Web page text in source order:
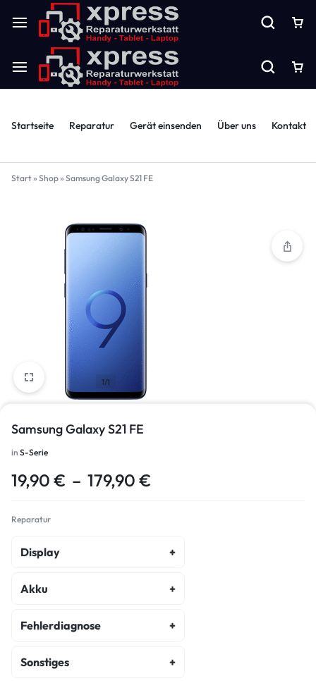
Startseite Reparatur Gerät einsenden Über uns Kontakt
Start» Shop» Samsung Galaxy S21 FE
1/1
Samsung Galaxy S21 FE
in S-Serie
19,90 € – 179,90 €
Reparatur
Display
Display Reparatur
Akku
Akku Austausch
Fehlerdiagnose
Fehlerdiagnose
Sonstiges